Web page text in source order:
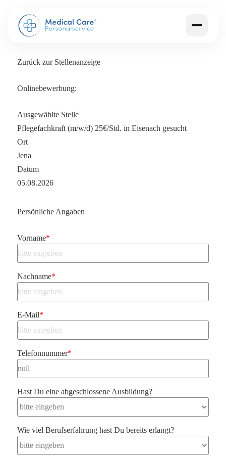
Zurück zur Stellenanzeige
Onlinebewerbung:
Ausgewählte Stelle
Pflegefachkraft (m/w/d) 25€/Std. in Eisenach gesucht
Ort
Jena
Datum
05.08.2026
Persönliche Angaben
Vorname*
Nachname*
E-Mail*
Telefonnummer*
Hast Du eine abgeschlossene Ausbildung?
Wie viel Berufserfahrung hast Du bereits erlangt?